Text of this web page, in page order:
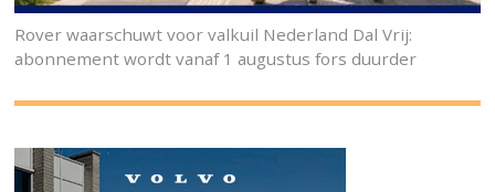
Rover waarschuwt voor valkuil Nederland Dal Vrij:
abonnement wordt vanaf 1 augustus fors duurder